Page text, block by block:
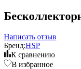
Написать отзыв
Бренд:HSP
К сравнению
В избранное